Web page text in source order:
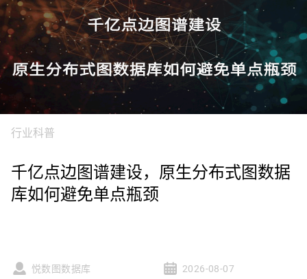
行业科普
千亿点边图谱建设，原生分布式图数据
库如何避免单点瓶颈
悦数图数据库 2026-08-07